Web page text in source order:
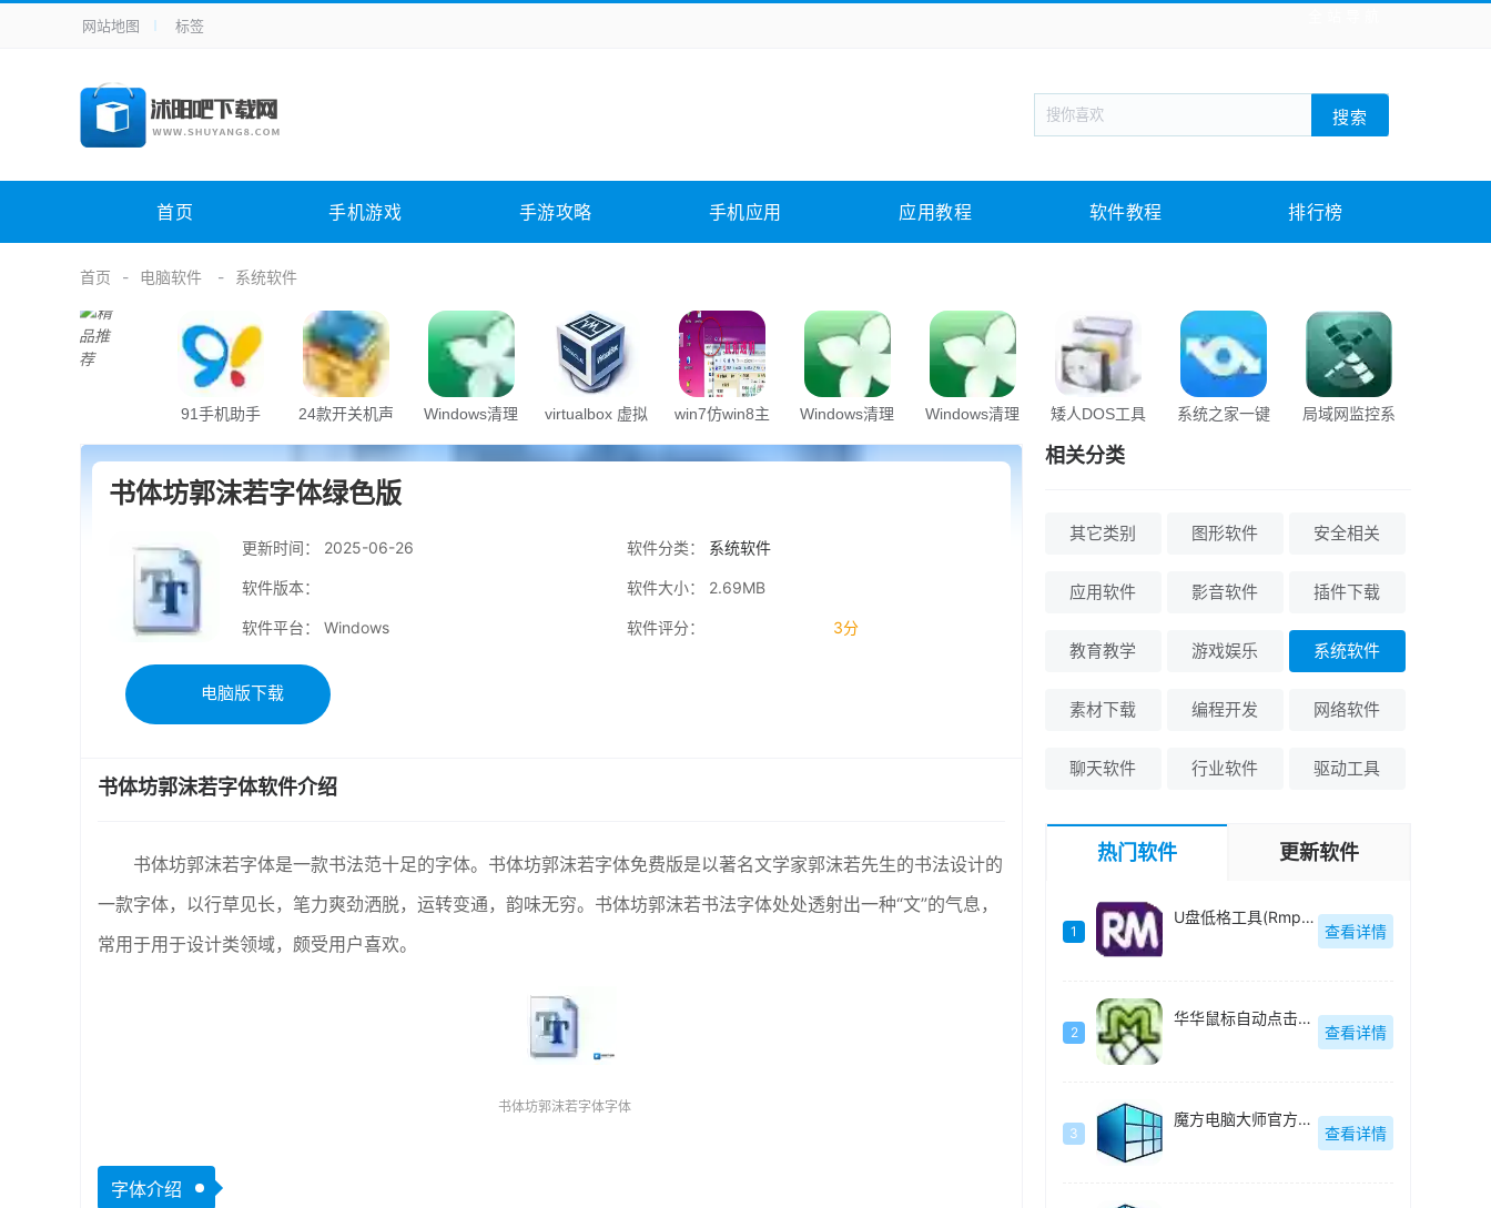
手机应用 新闻阅读 旅游出行 生活实用
手机游戏 H5游戏 回合网游 战棋游戏 枪战射击
电脑软件 其它类别 图形软件 安全相关 应用软件 影音软件 插件下载 教育教学 游戏娱乐 系统软件 素材下载
未分类 综合其它
网站地图 标签
搜索
首页 手机游戏 手游攻略 手机应用 应用教程 软件教程 排行榜
首页 电脑软件 系统软件
91手机助手
24款开关机声
Windows清理
virtualbox 虚拟
win7仿win8主
Windows清理
Windows清理
矮人DOS工具
系统之家一键
局域网监控系
书体坊郭沫若字体绿色版
更新时间： 2025-06-26 软件分类： 系统软件
软件版本： 软件大小： 2.69MB
软件平台： Windows 软件评分： 3分
电脑版下载
书体坊郭沫若字体软件介绍
书体坊郭沫若字体是一款书法范十足的字体。书体坊郭沫若字体免费版是以著名文学家郭沫若先生的书法设计的
一款字体，以行草见长，笔力爽劲洒脱，运转变通，韵味无穷。书体坊郭沫若书法字体处处透射出一种“文”的气息，
常用于用于设计类领域，颇受用户喜欢。
书体坊郭沫若字体字体
字体介绍
相关分类
其它类别 图形软件 安全相关
应用软件 影音软件 插件下载
教育教学 游戏娱乐 系统软件
素材下载 编程开发 网络软件
聊天软件 行业软件 驱动工具
热门软件 更新软件
1
U盘低格工具(Rmprepusb)绿色中文-v2.1.744
查看详情
2
华华鼠标自动点击器绿色去广告版-v4.6
查看详情
3
魔方电脑大师官方最新版-v6.25
查看详情